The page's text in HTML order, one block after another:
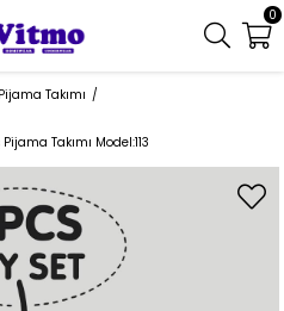
0
Pijama Takımı
Takımı Model:113